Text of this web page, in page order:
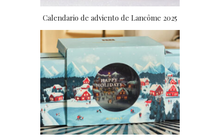
Calendario de adviento de Lancôme 2025